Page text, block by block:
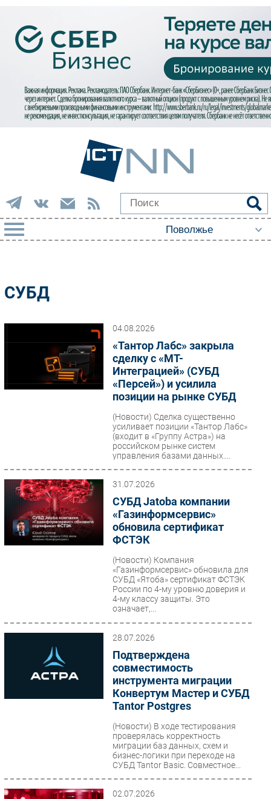
Импорто­замещение
Автоматизация Промышленности
Интернет
Фиксированная связь
Интеграция
Рынок ПК
Кадры
Регулирование
Финансы
Web
РАЗДЕЛЫ
Тестовый стенд
СУБД
04.08.2026
«Тантор Лабс» закрыла
сделку с «МТ-
Интеграцией» (СУБД
«Персей») и усилила
позиции на рынке СУБД
(Новости) Сделка существенно
усиливает позиции «Тантор Лабс»
(входит в «Группу Астра») на
российском рынке систем
управления базами данных....
31.07.2026
СУБД Jatoba компании
«Газинформсервис»
обновила сертификат
ФСТЭК
(Новости) Компания
«Газинформсервис» обновила для
СУБД «Ятоба» сертификат ФСТЭК
России по 4-му уровню доверия и
4-му классу защиты. Это
означает,...
28.07.2026
Подтверждена
совместимость
инструмента миграции
Конвертум Мастер и СУБД
Tantor Postgres
(Новости) В ходе тестирования
проверялась корректность
миграции баз данных, схем и
бизнес-логики при переходе на
СУБД Tantor Basic. Совместное...
02.07.2026